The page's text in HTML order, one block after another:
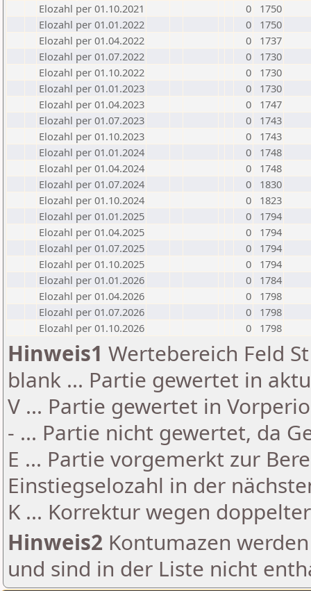
Elozahl per 01.10.2021
0
1750
Elozahl per 01.01.2022
0
1750
Elozahl per 01.04.2022
0
1737
Elozahl per 01.07.2022
0
1730
Elozahl per 01.10.2022
0
1730
Elozahl per 01.01.2023
0
1730
Elozahl per 01.04.2023
0
1747
Elozahl per 01.07.2023
0
1743
Elozahl per 01.10.2023
0
1743
Elozahl per 01.01.2024
0
1748
Elozahl per 01.04.2024
0
1748
Elozahl per 01.07.2024
0
1830
Elozahl per 01.10.2024
0
1823
Elozahl per 01.01.2025
0
1794
Elozahl per 01.04.2025
0
1794
Elozahl per 01.07.2025
0
1794
Elozahl per 01.10.2025
0
1794
Elozahl per 01.01.2026
0
1784
Elozahl per 01.04.2026
0
1798
Elozahl per 01.07.2026
0
1798
Elozahl per 01.10.2026
0 1798
Hinweis1 Wertebereich Feld
blank ... Partie gewertet in
V ... Partie gewertet in
- ... Partie nicht gewertet, da
E ... Partie vorgemerkt zur
Einstiegselozahl in der
K ... Korrektur wegen
Hinweis2 Kontumazen
und sind in der Liste nicht